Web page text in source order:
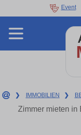
Event
❯ IMMOBILIEN ❯
Zimmer mieten in